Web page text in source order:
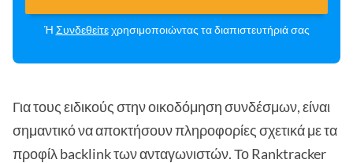
Ή Συνδεθείτεχρησιμοποιώντας τα διαπιστευτήριά σας
Για τους ειδικούς στην οικοδόμηση συνδέσμων, είναι
σημαντικό να αποκτήσουν πληροφορίες σχετικά με τα
προφίλ backlink των ανταγωνιστών. Το Ranktracker